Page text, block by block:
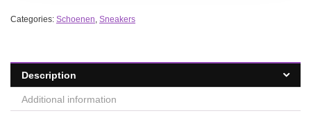
Categories: Schoenen, Sneakers
Description
Additional information